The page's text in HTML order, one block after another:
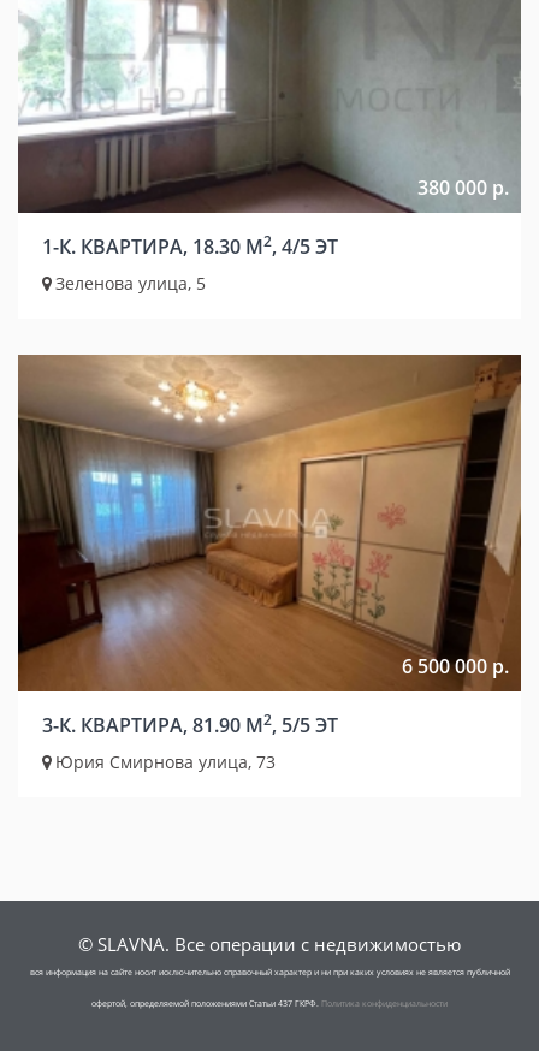
380 000 р.
1-К. КВАРТИРА, 18.30 М2, 4/5 ЭТ
Зеленова улица, 5
6 500 000 р.
3-К. КВАРТИРА, 81.90 М2, 5/5 ЭТ
Юрия Смирнова улица, 73
© SLAVNA. Все операции с недвижимостью
вся информация на сайте носит исключительно справочный характер и ни при каких условиях не является публичной
офертой, определяемой положениями Статьи 437 ГКРФ. Политика конфиденциальности